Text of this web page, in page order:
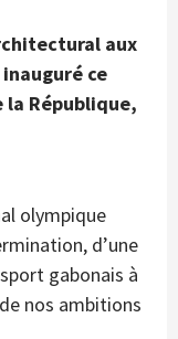
aux
ce
République,
olympique
d’une
gabonais à
nos ambitions